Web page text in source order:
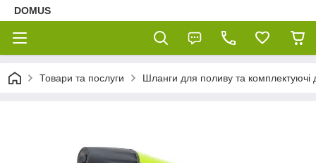
DOMUS
Товари та послуги Шланги для поливу та комплектуючі